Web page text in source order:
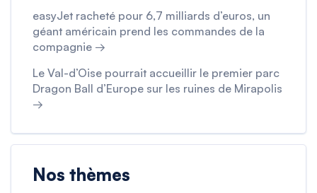
easyJet racheté pour 6,7 milliards d’euros, un
géant américain prend les commandes de la
compagnie →
Le Val-d’Oise pourrait accueillir le premier parc
Dragon Ball d’Europe sur les ruines de Mirapolis
→
Nos thèmes